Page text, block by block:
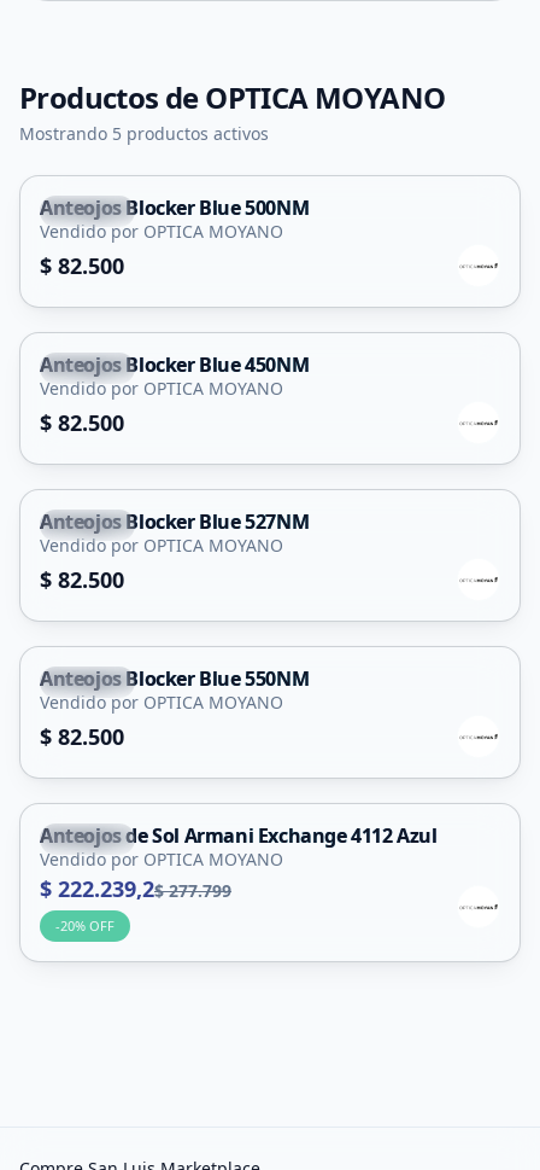
Productos deOPTICA MOYANO
Mostrando 5 productos activos
Capital
Anteojos Blocker Blue 500NM
Vendido por OPTICA MOYANO
$ 82.500
Capital
Anteojos Blocker Blue 450NM
Vendido por OPTICA MOYANO
$ 82.500
Capital
Anteojos Blocker Blue 527NM
Vendido por OPTICA MOYANO
$ 82.500
Capital
Anteojos Blocker Blue 550NM
Vendido por OPTICA MOYANO
$ 82.500
Capital
Anteojos de Sol Armani Exchange 4112 Azul
Vendido por OPTICA MOYANO
$ 222.239,2$ 277.799
-20% OFF